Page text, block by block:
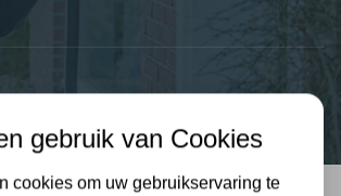
gebruik van Cookies
cookies om uw gebruikservaring te